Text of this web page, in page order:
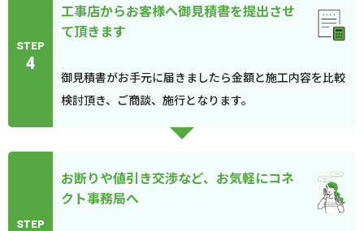
STEP
4
工事店からお客様へ御見積書を提出させ
て頂きます
御見積書がお手元に届きましたら金額と施工内容を比較
検討頂き、ご商談、施行となります。
STEP
お断りや値引き交渉など、お気軽にコネ
クト事務局へ